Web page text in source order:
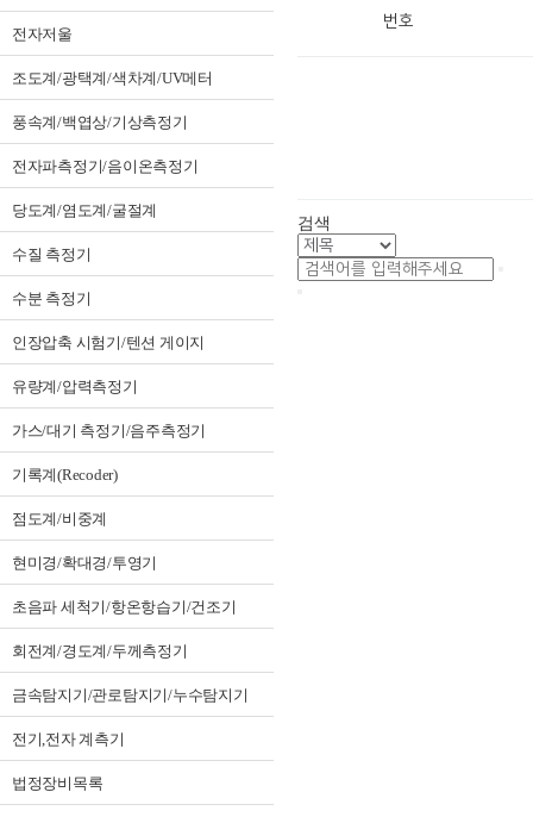
전자저울
조도계/광택계/색차계/UV메터
풍속계/백엽상/기상측정기
전자파측정기/음이온측정기
당도계/염도계/굴절계
수질 측정기
수분 측정기
인장압축 시험기/텐션 게이지
유량계/압력측정기
가스/대기 측정기/음주측정기
기록계(Recoder)
점도계/비중계
현미경/확대경/투영기
초음파 세척기/항온항습기/건조기
회전계/경도계/두께측정기
금속탐지기/관로탐지기/누수탐지기
전기,전자 계측기
법정장비목록
번호
검색